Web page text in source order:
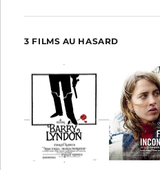
3 FILMS AU HASARD